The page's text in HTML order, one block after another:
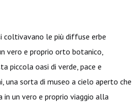
coltivavano le più diffuse erbe
vero e proprio orto botanico,
piccola oasi di verde, pace e
una sorta di museo a cielo aperto che
un vero e proprio viaggio alla